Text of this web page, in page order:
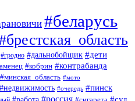
#беларусь
#гродно #дальнобойщик #дети
#кобрин #контрабанда
#минская_область #мото
#недвижимость #очередь #пинск
#россия